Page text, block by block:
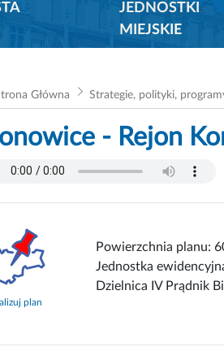
JEDNOSTKI
MIEJSKIE
Główna Strategie, polityki,
- Rejon
plan
Powierzchnia planu:
Jednostka
Dzielnica IV Prądnik